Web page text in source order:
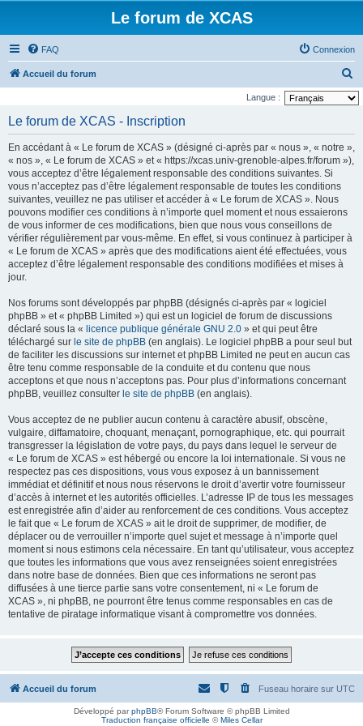
Le forum de XCAS
FAQ Connexion
Accueil du forum
e
e
Langue :
Le forum de XCAS - Inscription
En accédant à « Le forum de XCAS » (désigné ci-après par « nous », « notre »,
« nos », « Le forum de XCAS » et « https://xcas.univ-grenoble-alpes.fr/forum »),
vous acceptez d’être légalement responsable des conditions suivantes. Si
vous n’acceptez pas d’être légalement responsable de toutes les conditions
suivantes, veuillez ne pas utiliser et accéder à « Le forum de XCAS ». Nous
pouvons modifier ces conditions à n’importe quel moment et nous essaierons
de vous informer de ces modifications, bien que nous vous conseillons de
vérifier régulièrement par vous-même. En effet, si vous continuez à participer à
« Le forum de XCAS » après que des modifications aient été effectuées, vous
acceptez d’être légalement responsable des conditions modifiées et mises à
jour.
Nos forums sont développés par phpBB (désignés ci-après par « logiciel
phpBB » et « phpBB Limited ») qui est un logiciel de forum de discussions
déclaré sous la « licence publique générale GNU 2.0 » et qui peut être
téléchargé sur le site de phpBB (en anglais). Le logiciel phpBB a pour seul but
de faciliter les discussions sur internet et phpBB Limited ne peut en aucun cas
être tenu comme responsable de la conduite et du contenu que nous
acceptons et que nous n’acceptons pas. Pour plus d’informations concernant
phpBB, veuillez consulter le site de phpBB (en anglais).
Vous acceptez de ne publier aucun contenu à caractère abusif, obscène,
vulgaire, diffamatoire, choquant, menaçant, pornographique, etc. qui pourrait
transgresser la législation de votre pays, du pays dans lequel le serveur de
« Le forum de XCAS » est hébergé ou encore la loi internationale. Si vous ne
respectez pas ces dispositions, vous vous exposez à un bannissement
immédiat et définitif et nous nous réservons le droit d’avertir votre fournisseur
d’accès à internet et les autorités officielles. L’adresse IP de tous les messages
est enregistrée afin d’aider au renforcement de ces conditions. Vous acceptez
le fait que « Le forum de XCAS » ait le droit de supprimer, de modifier, de
déplacer ou de verrouiller n’importe quel sujet et message à n’importe quel
moment si nous estimons cela nécessaire. En tant qu’utilisateur, vous acceptez
que toutes les informations que vous avez renseignées soient enregistrées
dans notre base de données. Bien que ces informations ne seront pas
diffusées à une tierce partie sans votre consentement, ni « Le forum de
XCAS », ni phpBB, ne pourront être tenus comme responsables en cas de
tentative de piratage informatique visant à compromettre vos données.
Accueil du forum Fuseau horaire sur UTC
Développé parphpBB® Forum Software © phpBB Limited
Traduction française officielle ©Miles Cellar